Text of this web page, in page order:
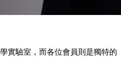
實驗室，而各位會員則是獨特的